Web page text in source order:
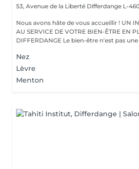
53, Avenue de la Liberté Differdange L-
Nous avons hâte de vous accueillir ! UN INSTITUT DE BEAUTÉ
AU SERVICE DE VOTRE BIEN-ÊTRE EN
DIFFERDANGE Le bien-être n'est pas
Nez
Lèvre
Menton